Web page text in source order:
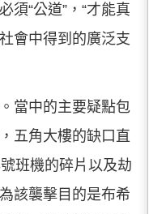
須“公道”，“才能真
會中得到的廣泛支
當中的主要疑點包
五角大樓的缺口直
班機的碎片以及劫
該襲擊目的是布希